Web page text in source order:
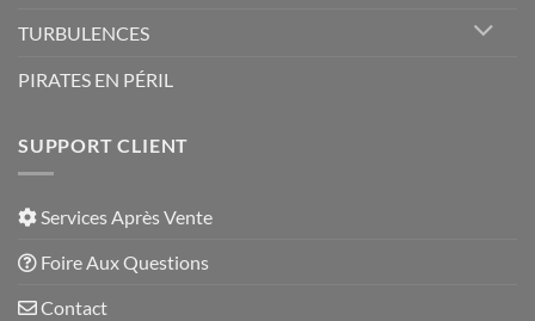
TURBULENCES
PIRATES EN PÉRIL
SUPPORT CLIENT
Services Après Vente
Foire Aux Questions
Contact